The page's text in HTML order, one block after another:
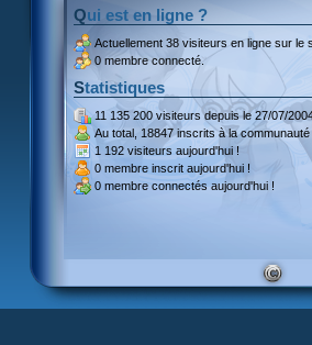
Qui est en ligne ?
Actuellement 38 visiteurs en ligne sur le
0 membre connecté.
Statistiques
11 135 200 visiteursdepuis le 27/07/
Au total, 18847 inscritsà la communauté
1 192 visiteurs aujourd'hui !
0 membre inscrit aujourd'hui !
0 membre connectés aujourd'hui !